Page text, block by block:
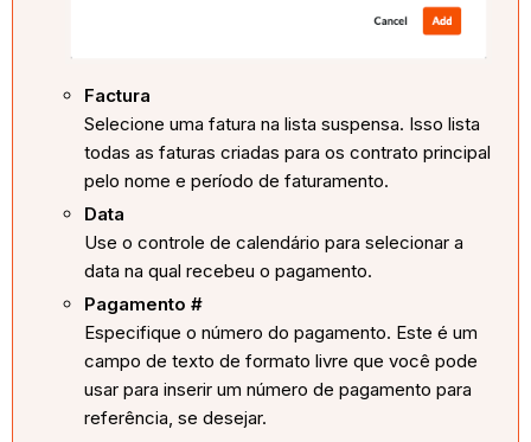
Factura
Selecione uma fatura na lista suspensa. Isso lista
todas as faturas criadas para os contrato principal
pelo nome e período de faturamento.
Data
Use o controle de calendário para selecionar a
data na qual recebeu o pagamento.
Pagamento #
Especifique o número do pagamento. Este é um
campo de texto de formato livre que você pode
usar para inserir um número de pagamento para
referência, se desejar.